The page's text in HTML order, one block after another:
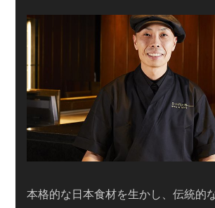
本格的な日本食材を生かし、伝統的